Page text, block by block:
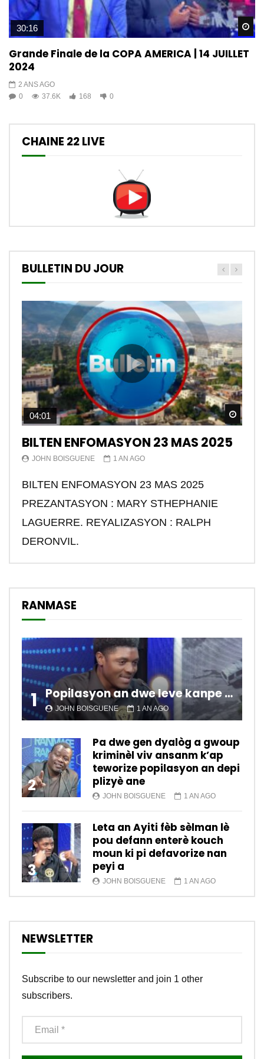
30:16
Grande Finale de la COPA AMERICA | 14 JUILLET
2024
2 ANS AGO
0
37.6K 168 0
CHAINE 22 LIVE
BULLETIN DU JOUR
04:01
BILTEN ENFOMASYON 23 MAS 2025
JOHN BOISGUENE 1 AN AGO
BILTEN ENFOMASYON 23 MAS 2025
PREZANTASYON : MARY STHEPHANIE
LAGUERRE. REYALIZASYON : RALPH
DERONVIL.
RANMASE
1 Popilasyon an dwe leve kanpe pou chanje sitiyasyon kawotik l’ap viv nan peyi a.
JOHN BOISGUENE 1 AN AGO
2
Pa dwe gen dyalòg a gwoup
kriminèl viv ansanm k’ap
teworize popilasyon an depi
plizyè ane
JOHN BOISGUENE 1 AN AGO
3
Leta an Ayiti fèb sèlman lè
pou defann enterè kouch
moun ki pi defavorize nan
peyi a
JOHN BOISGUENE 1 AN AGO
NEWSLETTER
Subscribe to our newsletter and join 1 other
subscribers.